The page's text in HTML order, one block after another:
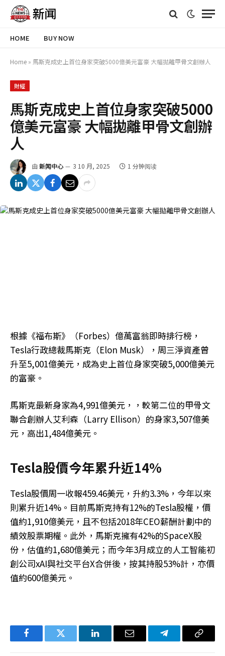
HOME BUY NOW
Home » 馬斯克成史上首位身家突破5000億美元富豪 大幅拋離甲骨文創辦人
財經
馬斯克成史上首位身家突破5000
億美元富豪 大幅拋離甲骨文創辦
人
由 新闻中心 3 10 月, 2025 1 分钟阅读
根據《福布斯》（Forbes）億萬富翁即時排行榜，
Tesla行政總裁馬斯克（Elon Musk），周三淨資產曾
升至5,001億美元，成為史上首位身家突破5,000億美元
的富豪。
馬斯克最新身家為4,991億美元，，較第二位的甲骨文
聯合創辦人艾利森（Larry Ellison）的身家3,507億美
元，高出1,484億美元。
Tesla股價今年累升近14%
Tesla股價周一收報459.46美元，升約3.3%，今年以來
則累升近14%。目前馬斯克持有12%的Tesla股權，價
值約1,910億美元，且不包括2018年CEO薪酬計劃中的
績效股票期權。此外，馬斯克擁有42%的SpaceX股
份，估值約1,680億美元；而今年3月成立的人工智能初
創公司xAI與社交平台X合併後，按其持股53%計，亦價
值約600億美元。
FacebookTwitter LinkedIn电
Telegram复